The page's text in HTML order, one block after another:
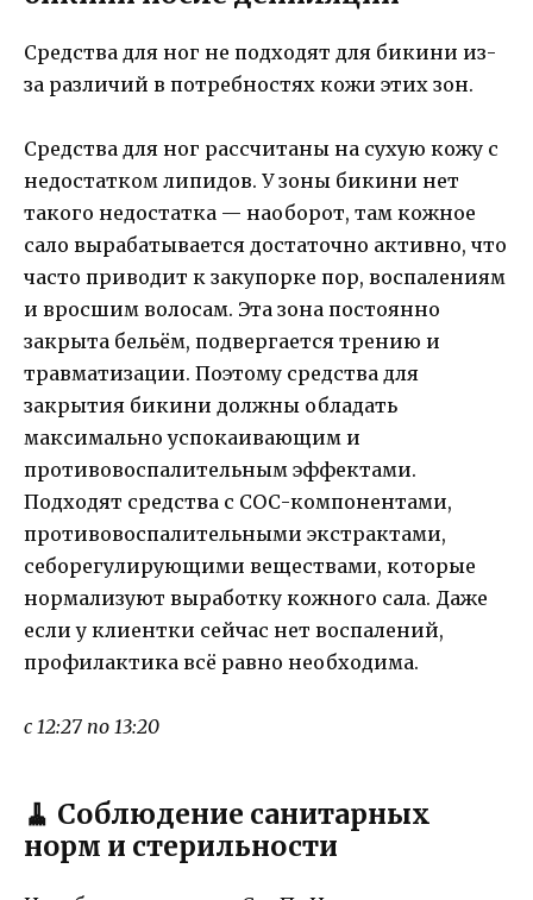
Средства для ног не подходят для бикини из-
за различий в потребностях кожи этих зон.
Средства для ног рассчитаны на сухую кожу с
недостатком липидов. У зоны бикини нет
такого недостатка — наоборот, там кожное
сало вырабатывается достаточно активно, что
часто приводит к закупорке пор, воспалениям
и вросшим волосам. Эта зона постоянно
закрыта бельём, подвергается трению и
травматизации. Поэтому средства для
закрытия бикини должны обладать
максимально успокаивающим и
противовоспалительным эффектами.
Подходят средства с СОС-компонентами,
противовоспалительными экстрактами,
себорегулирующими веществами, которые
нормализуют выработку кожного сала. Даже
если у клиентки сейчас нет воспалений,
профилактика всё равно необходима.
с 12:27 по 13:20
🧹 Соблюдение санитарных
норм и стерильности